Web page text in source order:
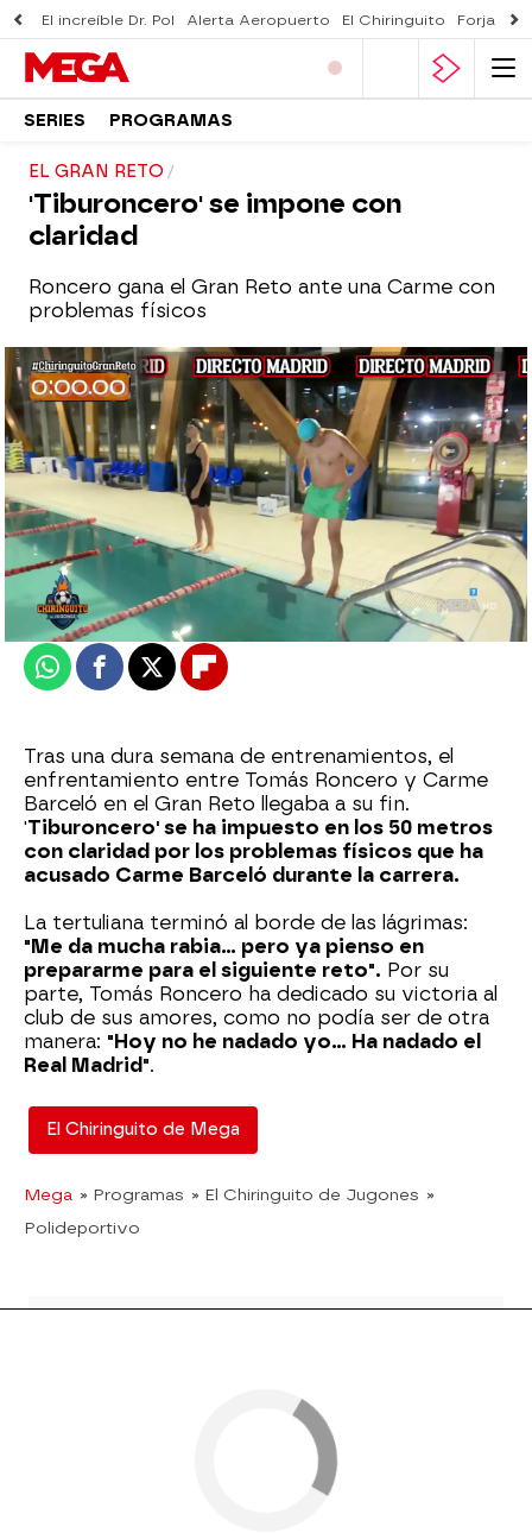
El increíble Dr. Pol Alerta Aeropuerto El Chiringuito Forjado
SERIES PROGRAMAS
EL GRAN RETO
'Tiburoncero' se impone con
claridad
Roncero gana el Gran Reto ante una Carme con
problemas físicos
El Chiringuito
Actualizado:
25 de enero de 2023, 06:00
Publicado:25 de enero de 2023, 01:53
WhatsappFacebook
X Flipboard
Tras una dura semana de entrenamientos, el
enfrentamiento entre Tomás Roncero y Carme
Barceló en el Gran Reto llegaba a su fin.
'Tiburoncero' se ha impuesto en los 50 metros
con claridad por los problemas físicos que ha
acusado Carme Barceló durante la carrera.
La tertuliana terminó al borde de las lágrimas:
"Me da mucha rabia... pero ya pienso en
prepararme para el siguiente reto". Por su
parte, Tomás Roncero ha dedicado su victoria al
club de sus amores, como no podía ser de otra
manera: "Hoy no he nadado yo... Ha nadado el
Real Madrid".
El Chiringuito de Mega
Mega » Programas » El Chiringuito de Jugones »
Polideportivo